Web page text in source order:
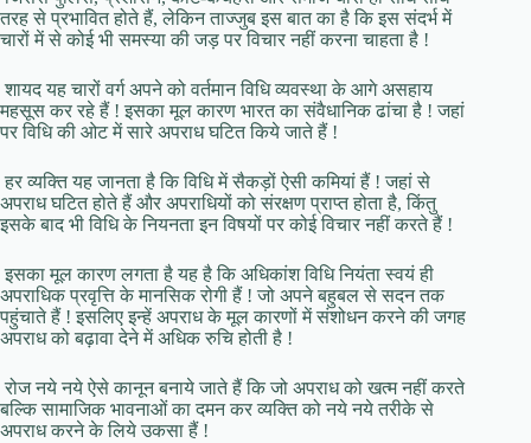
तरह से प्रभावित होते हैं, लेकिन ताज्जुब इस बात का है कि इस संदर्भ में
चारों में से कोई भी समस्या की जड़ पर विचार नहीं करना चाहता है !
शायद यह चारों वर्ग अपने को वर्तमान विधि व्यवस्था के आगे असहाय
महसूस कर रहे हैं ! इसका मूल कारण भारत का संवैधानिक ढांचा है ! जहां
पर विधि की ओट में सारे अपराध घटित किये जाते हैं !
हर व्यक्ति यह जानता है कि विधि में सैकड़ों ऐसी कमियां हैं ! जहां से
अपराध घटित होते हैं और अपराधियों को संरक्षण प्राप्त होता है, किंतु
इसके बाद भी विधि के नियनता इन विषयों पर कोई विचार नहीं करते हैं !
इसका मूल कारण लगता है यह है कि अधिकांश विधि नियंता स्वयं ही
अपराधिक प्रवृत्ति के मानसिक रोगी हैं ! जो अपने बहुबल से सदन तक
पहुंचाते हैं ! इसलिए इन्हें अपराध के मूल कारणों में संशोधन करने की जगह
अपराध को बढ़ावा देने में अधिक रुचि होती है !
रोज नये नये ऐसे कानून बनाये जाते हैं कि जो अपराध को खत्म नहीं करते
बल्कि सामाजिक भावनाओं का दमन कर व्यक्ति को नये नये तरीके से
अपराध करने के लिये उकसा हैं !